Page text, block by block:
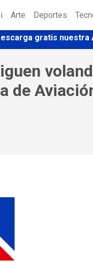
Arte Deportes
gratis nuestra
de